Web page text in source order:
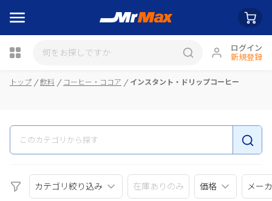
ログイン
新規登録
瓶詰
トップ 飲料 コーヒー・ココア インスタント・ドリップコーヒー
カテゴリ絞り込み 在庫ありのみ 価格 メー